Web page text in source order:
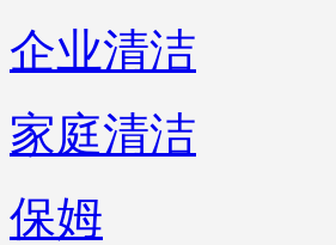
企业清洁
家庭清洁
保姆